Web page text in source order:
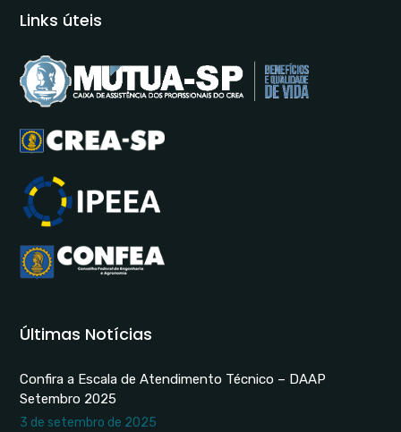
Links úteis
Últimas Notícias
Confira a Escala de Atendimento Técnico – DAAP
Setembro 2025
3 de setembro de 2025